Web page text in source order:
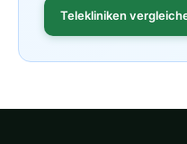
Telekliniken